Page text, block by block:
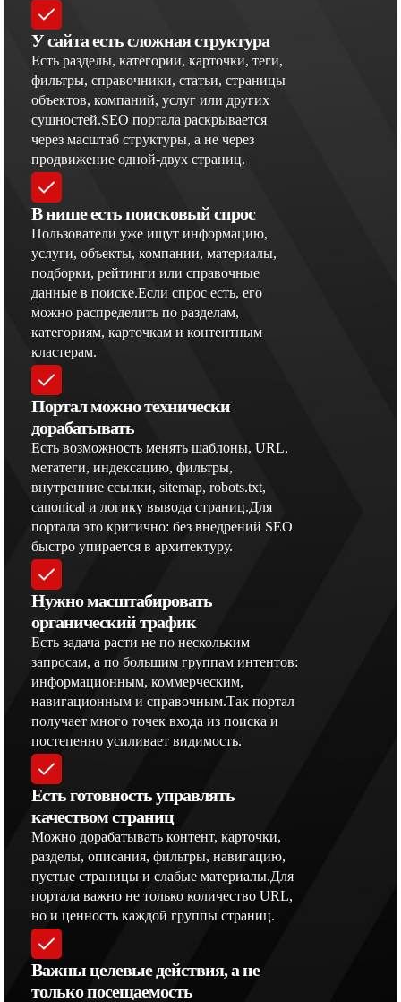
У сайта есть сложная структура
Есть разделы, категории, карточки, теги,
фильтры, справочники, статьи, страницы
объектов, компаний, услуг или других
сущностей.SEO портала раскрывается
через масштаб структуры, а не через
продвижение одной-двух страниц.
В нише есть поисковый спрос
Пользователи уже ищут информацию,
услуги, объекты, компании, материалы,
подборки, рейтинги или справочные
данные в поиске.Если спрос есть, его
можно распределить по разделам,
категориям, карточкам и контентным
кластерам.
Портал можно технически
дорабатывать
Есть возможность менять шаблоны, URL,
метатеги, индексацию, фильтры,
внутренние ссылки, sitemap, robots.txt,
canonical и логику вывода страниц.Для
портала это критично: без внедрений SEO
быстро упирается в архитектуру.
Нужно масштабировать
органический трафик
Есть задача расти не по нескольким
запросам, а по большим группам интентов:
информационным, коммерческим,
навигационным и справочным.Так портал
получает много точек входа из поиска и
постепенно усиливает видимость.
Есть готовность управлять
качеством страниц
Можно дорабатывать контент, карточки,
разделы, описания, фильтры, навигацию,
пустые страницы и слабые материалы.Для
портала важно не только количество URL,
но и ценность каждой группы страниц.
Важны целевые действия, а не
только посещаемость